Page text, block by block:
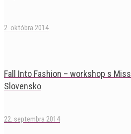
2. októbra 2014
Fall Into Fashion – workshop s Miss
Slovensko
22. septembra 2014